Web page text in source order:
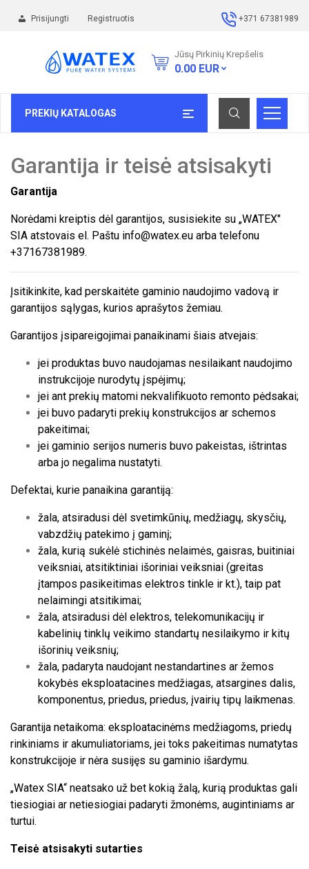
Prisijungti Registruotis +371 67381989
Jūsų Pirkinių Krepšelis
0.00 EUR
PREKIŲ KATALOGAS
Garantija ir teisė atsisakyti
Garantija
Norėdami kreiptis dėl garantijos, susisiekite su „WATEX"
SIA atstovais el. Paštu info@watex.eu arba telefonu
+37167381989.
Įsitikinkite, kad perskaitėte gaminio naudojimo vadovą ir
garantijos sąlygas, kurios aprašytos žemiau.
Garantijos įsipareigojimai panaikinami šiais atvejais:
jei produktas buvo naudojamas nesilaikant naudojimo
instrukcijoje nurodytų įspėjimų;
jei ant prekių matomi nekvalifikuoto remonto pėdsakai;
jei buvo padaryti prekių konstrukcijos ar schemos
pakeitimai;
jei gaminio serijos numeris buvo pakeistas, ištrintas
arba jo negalima nustatyti.
Defektai, kurie panaikina garantiją:
žala, atsiradusi dėl svetimkūnių, medžiagų, skysčių,
vabzdžių patekimo į gaminį;
žala, kurią sukėlė stichinės nelaimės, gaisras, buitiniai
veiksniai, atsitiktiniai išoriniai veiksniai (greitas
įtampos pasikeitimas elektros tinkle ir kt.), taip pat
nelaimingi atsitikimai;
žala, atsiradusi dėl elektros, telekomunikacijų ir
kabelinių tinklų veikimo standartų nesilaikymo ir kitų
išorinių veiksnių;
žala, padaryta naudojant nestandartines ar žemos
kokybės eksploatacines medžiagas, atsargines dalis,
komponentus, priedus, priedus, įvairių tipų laikmenas.
Garantija netaikoma: eksploatacinėms medžiagoms, priedų
rinkiniams ir akumuliatoriams, jei toks pakeitimas numatytas
konstrukcijoje ir nėra susijęs su gaminio išardymu.
„Watex SIA“ neatsako už bet kokią žalą, kurią produktas gali
tiesiogiai ar netiesiogiai padaryti žmonėms, augintiniams ar
turtui.
Teisė atsisakyti sutarties